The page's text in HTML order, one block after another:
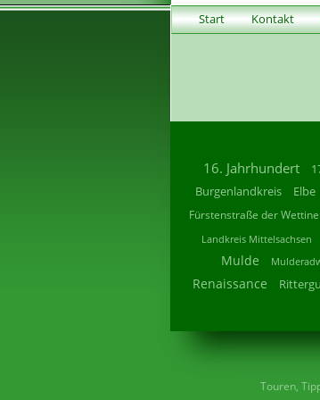
Start Kontakt
16. Jahrhundert
Burgenlandkreis Elbe
Fürstenstraße der
Landkreis Mittelsachsen
Mulde
Renaissance
Touren,